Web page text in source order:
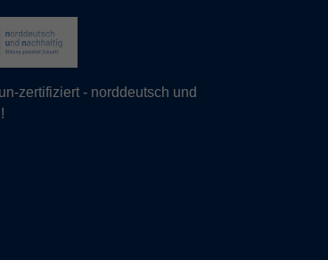
zertifiziert - norddeutsch und